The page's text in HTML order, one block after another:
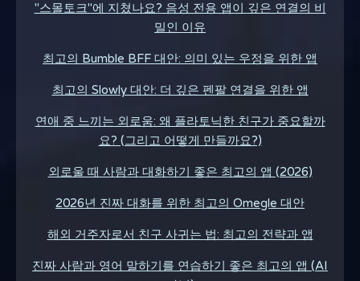
"스몰토크"에 지쳤나요? 음성 전용 앱이 깊은 연결의 비
밀인 이유
최고의 Bumble BFF 대안: 의미 있는 우정을 위한 앱
최고의 Slowly 대안: 더 깊은 펜팔 연결을 위한 앱
연애 중 느끼는 외로움: 왜 플라토닉한 친구가 중요할까
요? (그리고 어떻게 만들까요?)
외로울 때 사람과 대화하기 좋은 최고의 앱 (2026)
2026년 진짜 대화를 위한 최고의 Omegle 대안
해외 거주자로서 친구 사귀는 법: 최고의 전략과 앱
진짜 사람과 영어 말하기를 연습하기 좋은 최고의 앱 (AI